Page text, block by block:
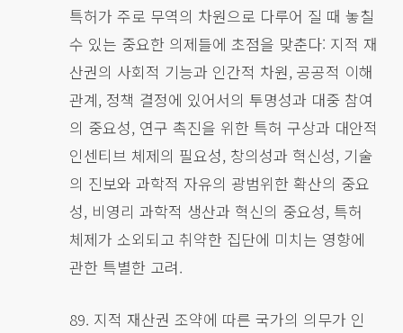
특허가 주로 무역의 차원으로 다루어 질 때 놓칠
수 있는 중요한 의제들에 초점을 맞춘다: 지적 재
산권의 사회적 기능과 인간적 차원, 공공적 이해
관계, 정책 결정에 있어서의 투명성과 대중 참여
의 중요성, 연구 촉진을 위한 특허 구상과 대안적
인센티브 체제의 필요성, 창의성과 혁신성, 기술
의 진보와 과학적 자유의 광범위한 확산의 중요
성, 비영리 과학적 생산과 혁신의 중요성, 특허
체제가 소외되고 취약한 집단에 미치는 영향에
관한 특별한 고려.
89. 지적 재산권 조약에 따른 국가의 의무가 인